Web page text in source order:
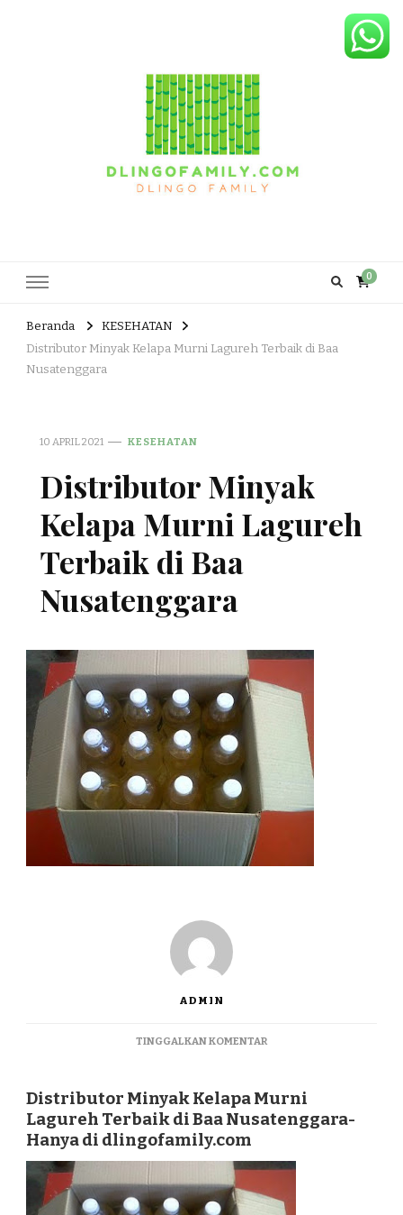
0
Beranda
KESEHATAN
Distributor Minyak Kelapa Murni Lagureh Terbaik di Baa
Nusatenggara
10 APRIL 2021 KESEHATAN
Distributor Minyak
Kelapa Murni Lagureh
Terbaik di Baa
Nusatenggara
ADMIN
TINGGALKAN KOMENTARPADA
KELAPA
MURNI
LAGUREH
DI
NUSATENGGARA
Distributor Minyak Kelapa Murni
Lagureh Terbaik di Baa Nusatenggara-
Hanya di dlingofamily.com